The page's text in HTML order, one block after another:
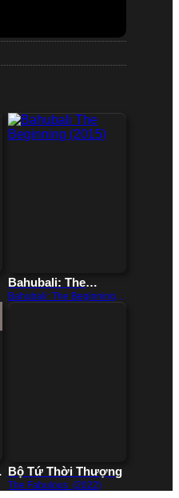
Bahubali: The
Beginning
Bahubali: The Beginning
Bộ Tứ Thời Thượng
The Fabulous (2022)